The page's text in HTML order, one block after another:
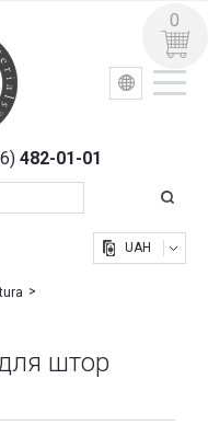
482-01-01
УКР РУС
UAH
0
штор